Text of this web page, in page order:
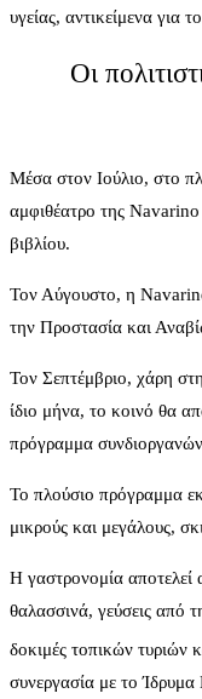
υγείας, αντικείμενα για
Οι
Μέσα στον Ιούλιο, στο
αμφιθέατρο της Navarino
βιβλίου.
Τον Αύγουστο, η
την Προστασία και
Τον Σεπτέμβριο, χάρη
ίδιο μήνα, το κοινό θα
πρόγραμμα
Το πλούσιο πρόγραμμα
μικρούς και μεγάλους,
Η γαστρονομία αποτελεί
θαλασσινά, γεύσεις από
δοκιμές τοπικών τυριών
συνεργασία με το